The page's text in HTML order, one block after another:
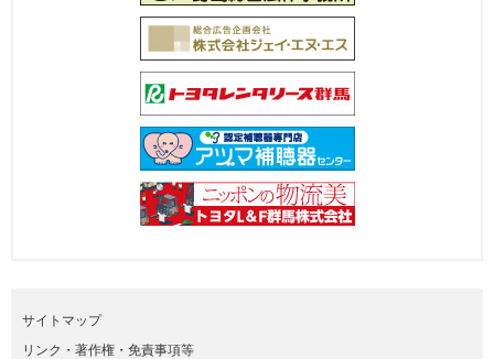
サイトマップ
リンク・著作権・免責事項等